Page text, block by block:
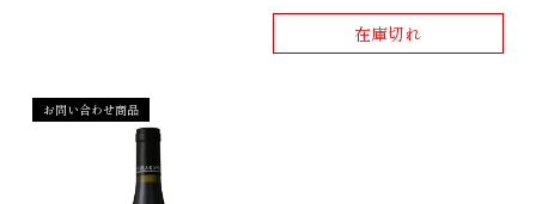
在庫切れ
お問い合わせ商品